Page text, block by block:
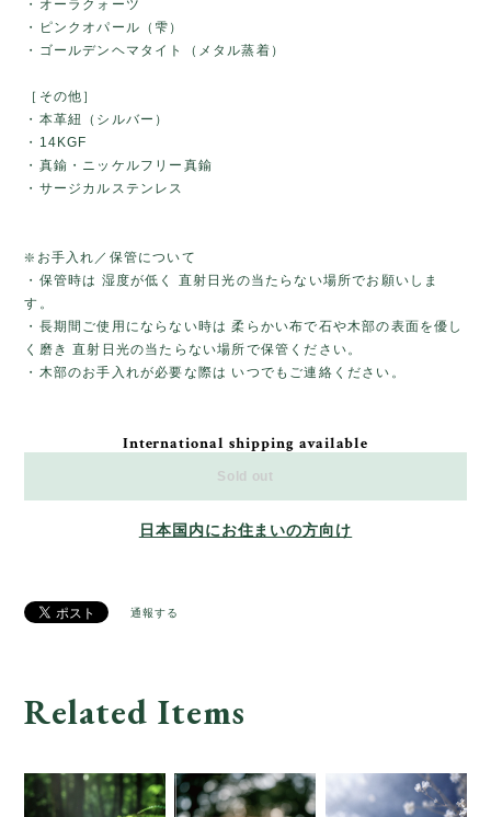
・オーラクォーツ
・ピンクオパール（雫）
・ゴールデンヘマタイト（メタル蒸着）
［その他］
・本革紐（シルバー）
・14KGF
・真鍮・ニッケルフリー真鍮
・サージカルステンレス
❇️お手入れ／保管について
・保管時は 湿度が低く 直射日光の当たらない場所でお願いしま
す。
・長期間ご使用にならない時は 柔らかい布で石や木部の表面を優し
く磨き 直射日光の当たらない場所で保管ください。
・木部のお手入れが必要な際は いつでもご連絡ください。
International shipping available
Sold out
日本国内にお住まいの方向け
通報する
Related Items